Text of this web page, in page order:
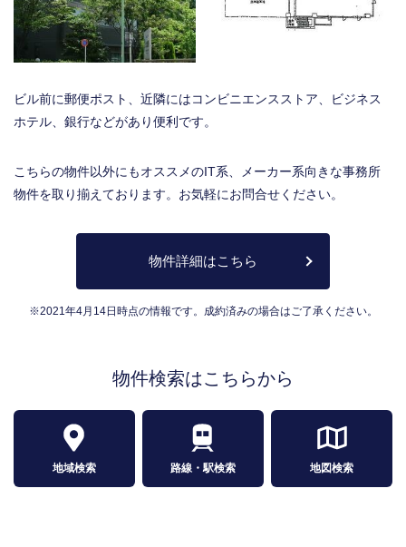
ビル前に郵便ポスト、近隣にはコンビニエンスストア、ビジネス
ホテル、銀行などがあり便利です。
こちらの物件以外にもオススメのIT系、メーカー系向きな事務所
物件を取り揃えております。お気軽にお問合せください。
物件詳細はこちら
※2021年4月14日時点の情報です。成約済みの場合はご了承ください。
物件検索はこちらから
地域検索 路線・駅検索 地図検索